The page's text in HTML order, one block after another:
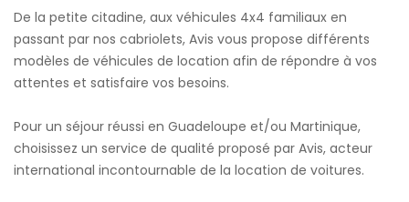
De la petite citadine, aux véhicules 4x4 familiaux en
passant par nos cabriolets, Avis vous propose différents
modèles de véhicules de location afin de répondre à vos
attentes et satisfaire vos besoins.
Pour un séjour réussi en Guadeloupe et/ou Martinique,
choisissez un service de qualité proposé par Avis, acteur
international incontournable de la location de voitures.